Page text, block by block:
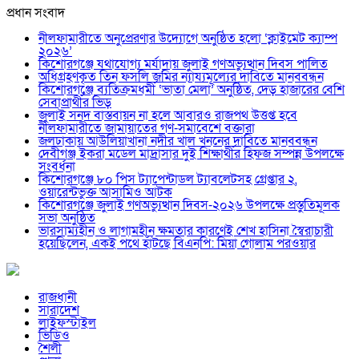
প্রধান সংবাদ
নীলফামারীতে অনুপ্রেরণার উদ্যোগে অনুষ্ঠিত হলো ‘ক্লাইমেট ক্যাম্প
২০২৬’
কিশোরগঞ্জে যথাযোগ্য মর্যাদায় জুলাই গণঅভ্যুত্থান দিবস পালিত
অধিগ্রহণকৃত তিন ফসলি জমির ন্যায্যমূল্যের দাবিতে মানববন্ধন
কিশোরগঞ্জে ব্যতিক্রমধর্মী ‘ভাতা মেলা’ অনুষ্ঠিত, দেড় হাজারের বেশি
সেবাপ্রার্থীর ভিড়
জুলাই সনদ বাস্তবায়ন না হলে আবারও রাজপথ উত্তপ্ত হবে
নীলফামারীতে জামায়াতের গণ-সমাবেশে বক্তারা
জলঢাকায় আউলিয়াখানা নদীর খাল খননের দাবিতে মানববন্ধন
দেবীগঞ্জ ইকরা মডেল মাদ্রাসার দুই শিক্ষার্থীর হিফজ সম্পন্ন উপলক্ষে
সংবর্ধনা
কিশোরগঞ্জে ৮০ পিস ট্যাপেন্টাডল ট্যাবলেটসহ গ্রেপ্তার ২,
ওয়ারেন্টভুক্ত আসামিও আটক
কিশোরগঞ্জে জুলাই গণঅভ্যুত্থান দিবস-২০২৬ উপলক্ষে প্রস্তুতিমূলক
সভা অনুষ্ঠিত
ভারসাম্যহীন ও লাগামহীন ক্ষমতার কারণেই শেখ হাসিনা স্বৈরাচারী
হয়েছিলেন, একই পথে হাঁটছে বিএনপি: মিয়া গোলাম পরওয়ার
রাজধানী
সারাদেশ
লাইফস্টাইল
ভিডিও
শৈলী